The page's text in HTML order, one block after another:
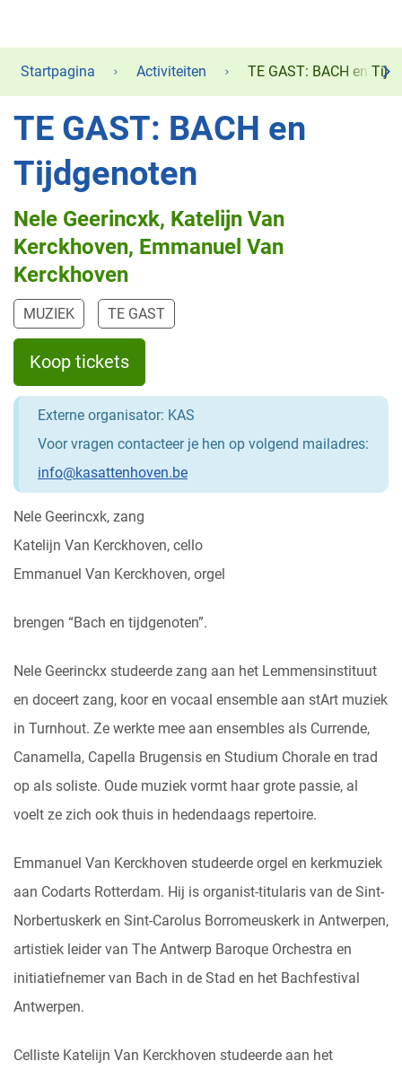
Startpagina Activiteiten TE GAST: BACH en
TE GAST: BACH en
Tijdgenoten
Nele Geerincxk, Katelijn Van
Kerckhoven, Emmanuel Van
Kerckhoven
MUZIEK TE GAST
Koop tickets
Externe organisator: KAS
Voor vragen contacteer je hen op volgend mailadres:
info@kasattenhoven.be
Nele Geerincxk, zang
Katelijn Van Kerckhoven, cello
Emmanuel Van Kerckhoven, orgel
brengen “Bach en tijdgenoten”.
Nele Geerinckx studeerde zang aan het Lemmensinstituut
en doceert zang, koor en vocaal ensemble aan stArt muziek
in Turnhout. Ze werkte mee aan ensembles als Currende,
Canamella, Capella Brugensis en Studium Chorale en trad
op als soliste. Oude muziek vormt haar grote passie, al
voelt ze zich ook thuis in hedendaags repertoire.
Emmanuel Van Kerckhoven studeerde orgel en kerkmuziek
aan Codarts Rotterdam. Hij is organist-titularis van de Sint-
Norbertuskerk en Sint-Carolus Borromeuskerk in Antwerpen,
artistiek leider van The Antwerp Baroque Orchestra en
initiatiefnemer van Bach in de Stad en het Bachfestival
Antwerpen.
Celliste Katelijn Van Kerckhoven studeerde aan het